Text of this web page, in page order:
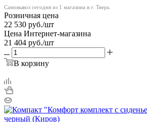
Самовывоз сегодня из 1 магазина в г. Тверь
Розничная цена
22 530 руб./шт
Цена Интернет-магазина
21 404 руб./шт
В корзину